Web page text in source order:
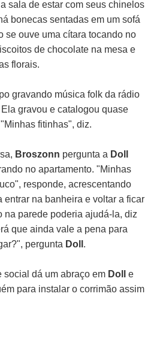
sala de estar com seus chinelos
bonecas sentadas em um sofá
se ouve uma cítara tocando no
de chocolate na mesa e
florais.
gravando música folk da rádio
gravou e catalogou quase
fitinhas", diz.
Broszonn pergunta a Doll
no apartamento. "Minhas
responde, acrescentando
entrar na banheira e voltar a ficar
na parede poderia ajudá-la, diz
que ainda vale a pena para
pergunta Doll .
social dá um abraço em Doll
e
para instalar o corrimão assim